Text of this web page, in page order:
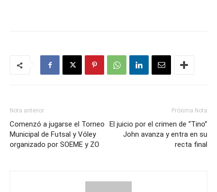
Nota anterior
Comenzó a jugarse el Torneo
Municipal de Futsal y Vóley
organizado por SOEME y ZO
Próxima Nota
El juicio por el crimen de “Tino”
John avanza y entra en su
recta final